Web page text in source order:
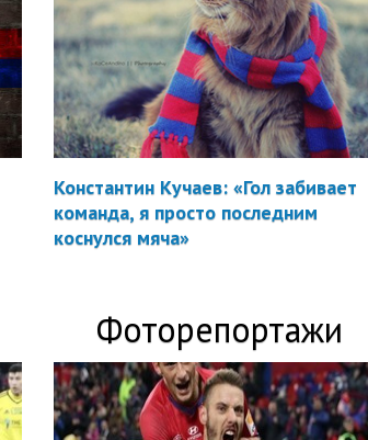
Константин Кучаев: «Гол забивает
команда, я просто последним
коснулся мяча»
Фоторепортажи